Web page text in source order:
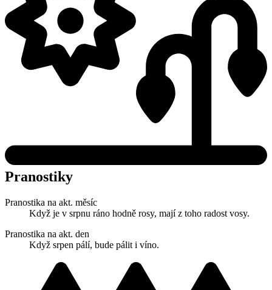
Pranostiky
Pranostika na akt. měsíc
Když je v srpnu ráno hodně rosy, mají z toho radost vosy.
Pranostika na akt. den
Když srpen pálí, bude pálit i víno.